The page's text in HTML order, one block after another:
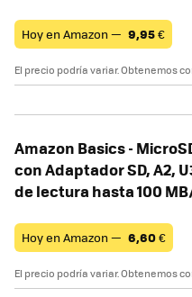
Hoy en Amazon — 9,95€
El precio podría variar. Obtenemos
Amazon Basics -
con Adaptador SD, A2,
de lectura hasta 100
Hoy en Amazon — 6,60€
El precio podría variar. Obtenemos